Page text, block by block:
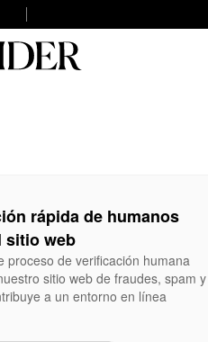
rápida de humanos
sitio web
proceso de verificación humana
sitio web de fraudes, spam y
a un entorno en línea